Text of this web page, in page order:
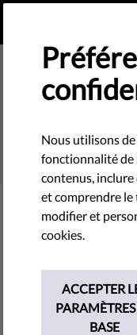
Filter
THEMES
Nous utilisons
fonctionnalité de
contenus, inclure
et comprendre
modifier et
cookies.
ACCEPTER
BASE